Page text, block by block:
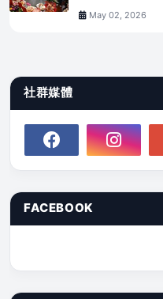
May 02, 2026
社群媒體
FACEBOOK